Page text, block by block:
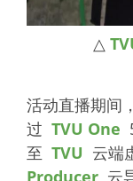
△
活动直播期间
过 TVU One
至 TVU 云端
Producer 云